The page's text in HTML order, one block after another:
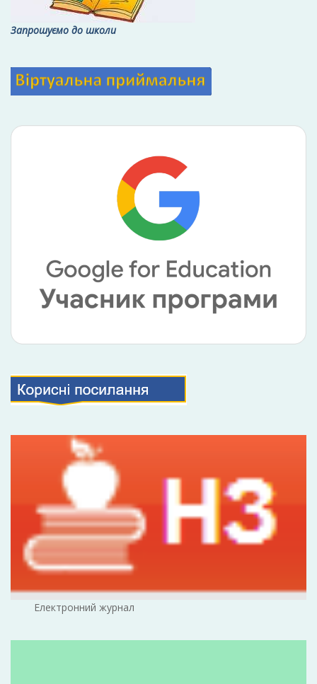
Запрошуємо до школи
Електронний журнал